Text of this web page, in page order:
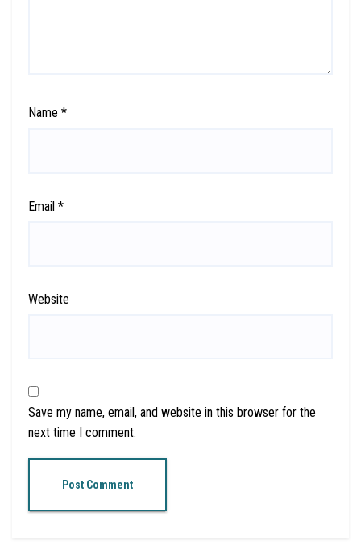
Name *
Email *
Website
Save my name, email, and website in this browser for the
next time I comment.